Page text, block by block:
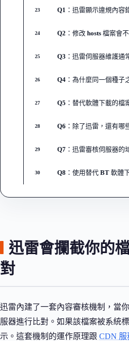
23 Q1：迅雷顯示違規內容
24 Q2：修改 hosts 檔案會
25 Q3：迅雷伺服器維護通
26 Q4：為什麼同一個種子
27 Q5：替代軟體下載的檔
28 Q6：除了迅雷，還有哪
29 Q7：迅雷審核伺服器的
30 Q8：使用替代 BT 軟體
迅雷會攔截你的
對
迅雷內建了一套內容審核機制，當
服器進行比對。如果該檔案被系統
示。這套機制的運作原理跟 CDN 服